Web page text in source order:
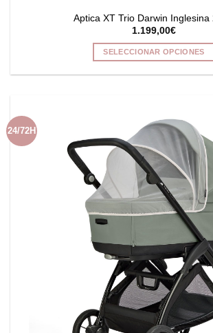
Aptica XT Trio Darwin Inglesina
1.199,00€
SELECCIONAR OPCIONES
variantes.
opciones
se
pueden
elegir
en
página
de
producto
24/72H